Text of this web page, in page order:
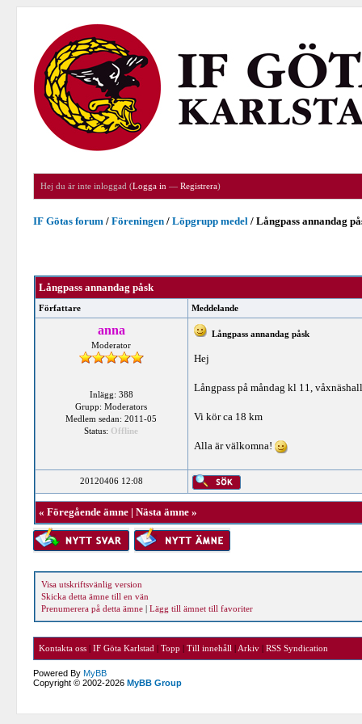
Hej du är inte inloggad (Logga in —Registrera)
IF Götas forum /Föreningen /Löpgrupp medel /Långpass annandag
Långpass annandag påsk
Författare Meddelande
anna
Moderator
Inlägg: 388
Grupp: Moderators
Medlem sedan: 2011-05
Status: Offline
Långpass annandag påsk
Hej
Långpass på måndag kl 11,
Vi kör ca 18 km
Alla är välkomna!
20120406 12:08
« Föregående ämne| Nästa ämne»
Visa utskriftsvänlig version
Skicka detta ämne till en vän
Prenumerera på detta ämne| Lägg till ämnet till favoriter
Kontakta oss |IF Göta Karlstad |Topp |Till innehåll | Arkiv |RSS Syndication
Powered ByMyBB
Copyright © 2002-2026MyBB Group